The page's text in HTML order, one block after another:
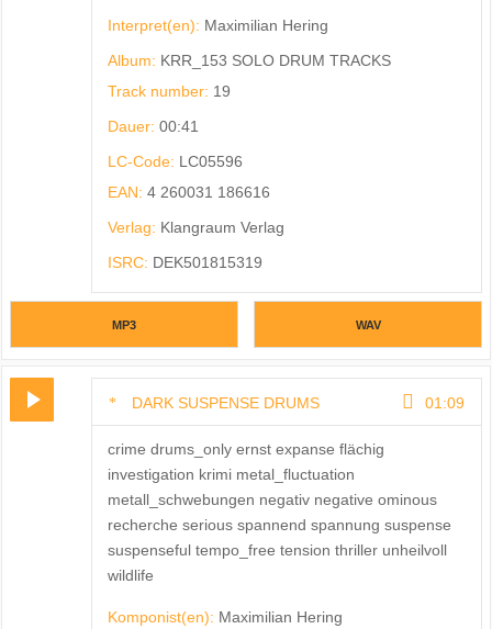
Interpret(en): Maximilian Hering
Album: KRR_153 SOLO DRUM TRACKS
Track number: 19
Dauer: 00:41
LC-Code: LC05596
EAN: 4 260031 186616
Verlag: Klangraum Verlag
ISRC: DEK501815319
MP3 WAV
DARK SUSPENSE DRUMS 01:09
crime drums_only ernst expanse flächig
investigation krimi metal_fluctuation
metall_schwebungen negativ negative ominous
recherche serious spannend spannung suspense
suspenseful tempo_free tension thriller unheilvoll
wildlife
Komponist(en): Maximilian Hering